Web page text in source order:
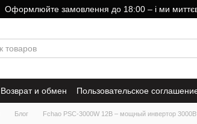
Оформлюйте замовлення до 18:00 – і ми
Возврат и обмен Пользовательское
Блог Fchao PSC-3000W 12В – мощный инвертор